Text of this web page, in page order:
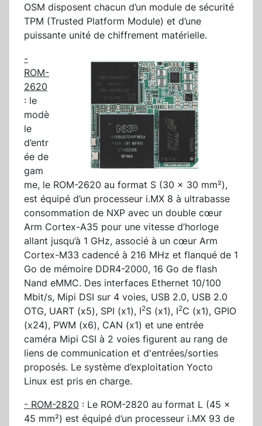
OSM disposent chacun d’un module de sécurité
TPM (Trusted Platform Module) et d’une
puissante unité de chiffrement matérielle.
-
ROM-
2620
: le
modè
le
d’entr
ée de
gam
me, le ROM-2620 au format S (30 x 30 mm²),
est équipé d’un processeur i.MX 8 à ultrabasse
consommation de NXP avec un double cœur
Arm Cortex-A35 pour une vitesse d’horloge
allant jusqu’à 1 GHz, associé à un cœur Arm
Cortex-M33 cadencé à 216 MHz et flanqué de 1
Go de mémoire DDR4-2000, 16 Go de flash
Nand eMMC. Des interfaces Ethernet 10/100
Mbit/s, Mipi DSI sur 4 voies, USB 2.0, USB 2.0
OTG, UART (x5), SPI (x1), I2S (x1), I2C (x1), GPIO
(x24), PWM (x6), CAN (x1) et une entrée
caméra Mipi CSI à 2 voies figurent au rang de
liens de communication et d'entrées/sorties
proposés. Le système d’exploitation Yocto
Linux est pris en charge.
- ROM-2820 : Le ROM-2820 au format L (45 x
45 mm²) est équipé d’un processeur i.MX 93 de